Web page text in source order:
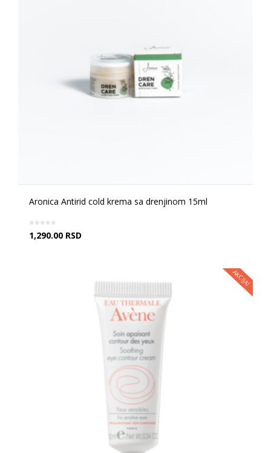
Aronica Antirid cold krema sa drenjinom 15ml
1,290.00 RSD
AKCIJA!